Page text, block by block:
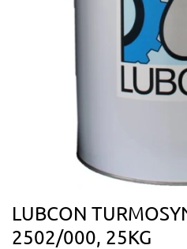
LUBCON
2502/000, 25KG